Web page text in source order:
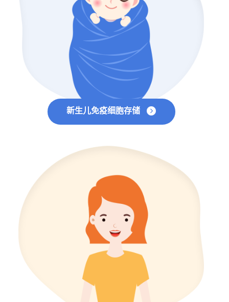
新生儿免疫细胞存储